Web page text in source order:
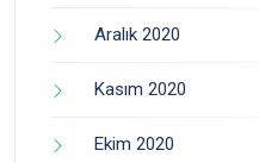
Aralık 2020
Kasım 2020
Ekim 2020